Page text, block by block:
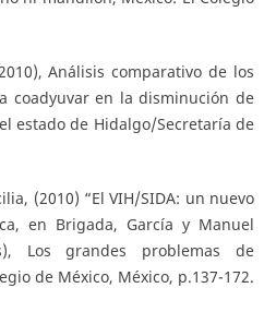
Análisis comparativo de los
coadyuvar en la disminución de
estado de Hidalgo/Secretaría de
(2010) “El VIH/SIDA: un nuevo
en Brigada, García y Manuel
Los grandes problemas de
de México, México, p.137-172.